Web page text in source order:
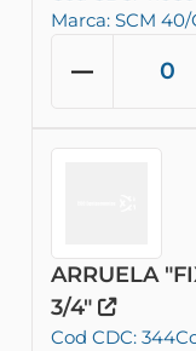
Marca: SCM 40/
ARRUELA
3/4"
Cod CDC: 344